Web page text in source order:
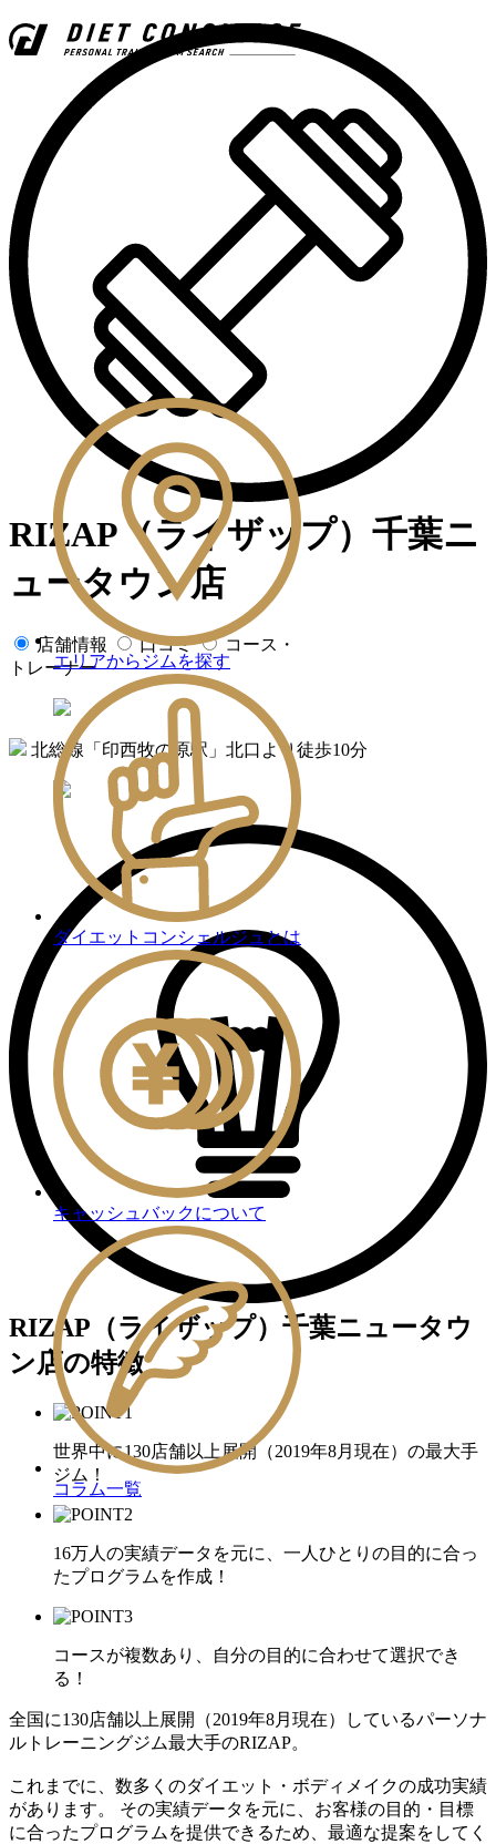
エリアからジムを探す
ダイエットコンシェルジュとは
キャッシュバックについて
コラム一覧
RIZAP（ライザップ）千葉ニ
ュータウン店
店舗情報 口コミ
コース・
トレーナー
北総線「印西牧の原駅」北口より徒歩10分
RIZAP（ライザップ）千葉ニュータウ
ン店の特徴
世界中に130店舗以上展開（2019年8月現在）の最大手
ジム！
16万人の実績データを元に、一人ひとりの目的に合っ
たプログラムを作成！
コースが複数あり、自分の目的に合わせて選択でき
る！
全国に130店舗以上展開（2019年8月現在）しているパーソナ
ルトレーニングジム最大手のRIZAP。
これまでに、数多くのダイエット・ボディメイクの成功実績
があります。 その実績データを元に、お客様の目的・目標
に合ったプログラムを提供できるため、最適な提案をしてく